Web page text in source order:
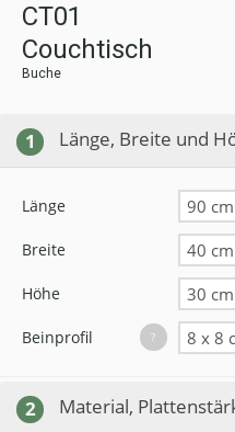
CT01
Couchtisch
Buche
1 Länge, Breite und
Länge
Breite
Höhe
Beinprofil ?
2 Material,